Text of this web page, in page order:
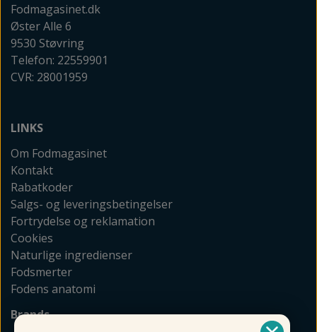
Fodmagasinet.dk
Øster Alle 6
9530 Støvring
Telefon: 22559901
CVR: 28001959
LINKS
Om Fodmagasinet
Kontakt
Rabatkoder
Salgs- og leveringsbetingelser
Fortrydelse og reklamation
Cookies
Naturlige ingredienser
Fodsmerter
Fodens anatomi
Brands